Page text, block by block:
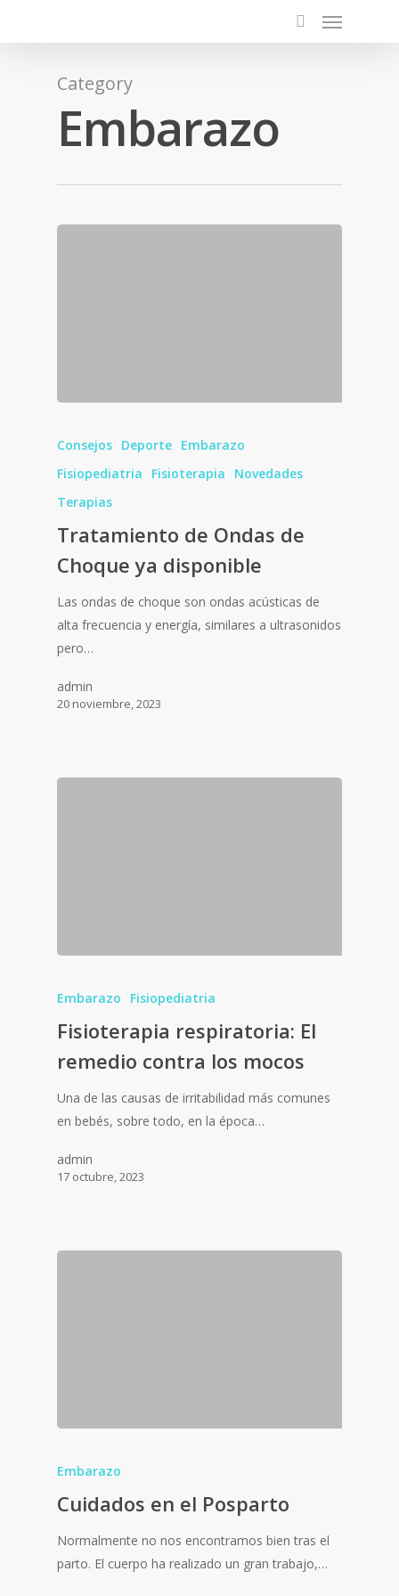
Category
Embarazo
Consejos Deporte Embarazo
Fisiopediatria
Fisioterapia
Novedades
Terapias
Tratamiento de Ondas de
Choque ya disponible
Las ondas de choque son ondas acústicas de
alta frecuencia y energía, similares a ultrasonidos
pero…
admin
20 noviembre, 2023
Embarazo Fisiopediatria
Fisioterapia respiratoria: El
remedio contra los mocos
Una de las causas de irritabilidad más comunes
en bebés, sobre todo, en la época…
admin
17 octubre, 2023
Embarazo
Cuidados en el Posparto
Normalmente no nos encontramos bien tras el
parto. El cuerpo ha realizado un gran trabajo,…